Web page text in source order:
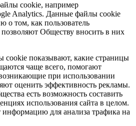
cookie, например
Analytics. Данные файлы cookie
о том, как пользователь
Обществу вносить в них
cookie показывают, какие страницы
чаще всего, помогают
при использовании
оценить эффективность рекламы.
есть возможность составить
использования сайта в целом.
информацию для анализа трафика на